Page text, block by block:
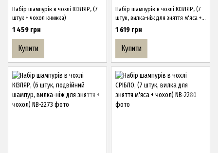
Набір шампурів в чохлі КІЗЛЯР, (7
штук + чохол книжка)
1 459 грн
Купити
Набір шампурів в чохлі КІЗЛЯР, (7
штук, вилка-ніж для зняття м'яса +
чохол)
1 619 грн
Купити